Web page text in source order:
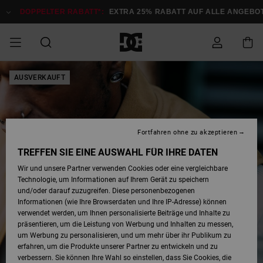
Produktinformation
DOPPELTER RABATT*: EXTRA 25% RABATT AUF ALLE ANGEBOTE
DOPPELTER
RABATT
SALE MÄNNER
Sale
Accessoires
SALE SNOW
T-Shirts
Jacken &
SALE FRAUEN Snow
SALE KINDER
Sale
Sale
Sale Snow
Jacken &
Hoodies &
ESSENTIALS
Court Graffik
Lynx
Pure
Net
Alle ansehen
HIGHLIGHTS Ducati
DC Command
Manteca
Construct
Ascend
SCHUHE
Skate
Sneakers
Sandalen
Winterschuhe
Snowboard
BEKLEIDUNG
Sweatshirts
T-shirts
Hemden
Jeans
Jacken &
ACCESSOIRES
Mützen
Taschen &
ESSENTIALS
Court Graffik
Alle ansehen
HIGHLIGHTS Astrix
DC Command
Manteca
Best Sellers
SCHUHE
Sneakers
Skate
Sandalen
Snowboard
Unisex
KLEIDUNG
Alle ansehen
KINDER
ESSENTIALS
Pure
Stag
SCHUHE Skate
Babyschuhe
Sneakers
Alle ansehen
BEKLEIDUNG
T-Shirts
Sweatshirts &
Hemden
ACCESSOIRES
Mützen
Taschen
Alle ansehen
SKATE
SKATE SHOP
Alle ansehen
COMMUNITY
SNOW SHOP FÜR
MÄNNER
Snowboard
Winterschuhe
Polarfleece &
Softshells
FRAUEN
Schneejacken
Alle ansehen
SNOW SHOP FÜR
KINDER
Mützen
Alle ansehen
Auf meine
Bestellung
zugreifen
Versand
Retouren
Bezahlung
Geschenkkarte
AUSVERKAUFT
TREFFEN SIE EINE AUSWAHL FÜR IHRE DATEN
Wir und unsere Partner verwenden Cookies oder eine vergleichbare
Technologie, um Informationen auf Ihrem Gerät zu speichern
und/oder darauf zuzugreifen. Diese personenbezogenen
Informationen (wie Ihre Browserdaten und Ihre IP-Adresse) können
verwendet werden, um Ihnen personalisierte Beiträge und Inhalte zu
präsentieren, um die Leistung von Werbung und Inhalten zu messen,
um Werbung zu personalisieren, und um mehr über ihr Publikum zu
erfahren, um die Produkte unserer Partner zu entwickeln und zu
verbessern. Sie können Ihre Wahl so einstellen, dass Sie Cookies, die
Fortfahren ohne zu akzeptieren